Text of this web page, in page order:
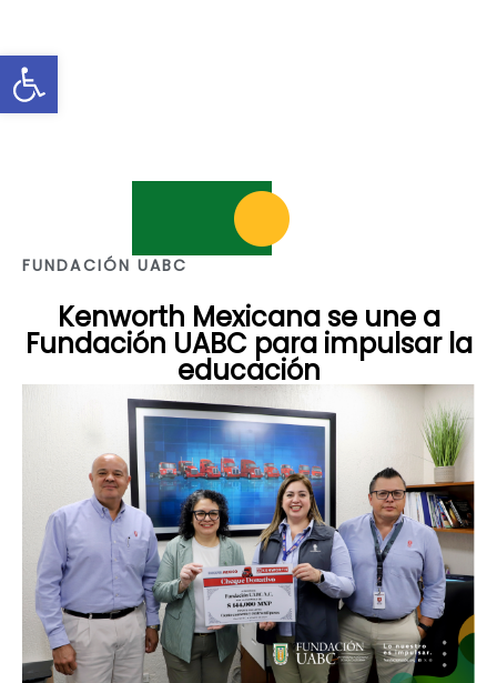
Abrir barra de herramientas
FUNDACIÓN UABC
Kenworth Mexicana se une a
Fundación UABC para impulsar la
educación